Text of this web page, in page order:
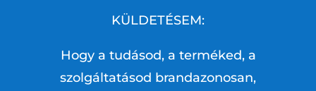
KÜLDETÉSEM:
Hogy a tudásod, a terméked, a
szolgáltatásod brandazonosan,